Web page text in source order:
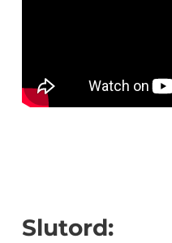
Slutord: